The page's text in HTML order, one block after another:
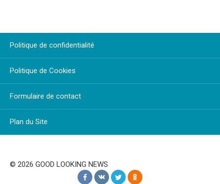
Politique de confidentialité
Politique de Cookies
Formulaire de contact
Plan du Site
© 2026 GOOD LOOKING NEWS